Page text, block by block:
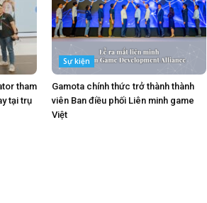
tham
tại trụ
Sự kiện
Gamota chính thức trở thành thành
viên Ban điều phối Liên minh game
Việt